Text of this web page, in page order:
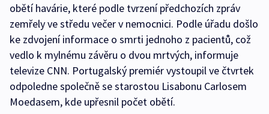
obětí havárie, které podle tvrzení předchozích zpráv
zemřely ve středu večer v nemocnici. Podle úřadu došlo
ke zdvojení informace o smrti jednoho z pacientů, což
vedlo k mylnému závěru o dvou mrtvých, informuje
televize CNN. Portugalský premiér vystoupil ve čtvrtek
odpoledne společně se starostou Lisabonu Carlosem
Moedasem, kde upřesnil počet obětí.